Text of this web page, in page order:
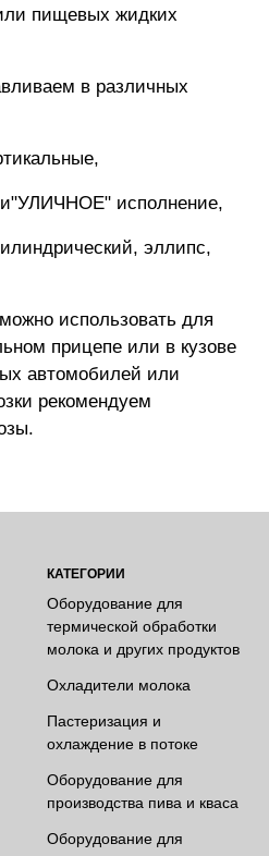
пищевых жидких
в различных
исполнение,
эллипс,
использовать для
прицепе или в кузове
автомобилей или
рекомендуем
КАТЕГОРИИ
Оборудование для
термической обработки
молока и других продуктов
Охладители молока
Пастеризация и
охлаждение в потоке
Оборудование для
производства пива и кваса
Оборудование для